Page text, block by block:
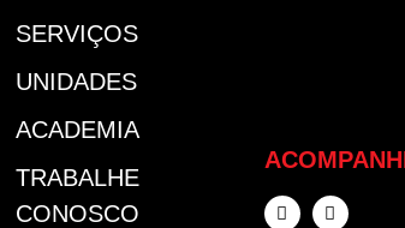
SERVIÇOS
UNIDADES
ACADEMIA
TRABALHE
CONOSCO